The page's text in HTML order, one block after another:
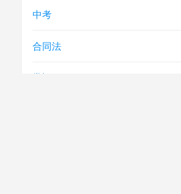
中考
合同法
常识